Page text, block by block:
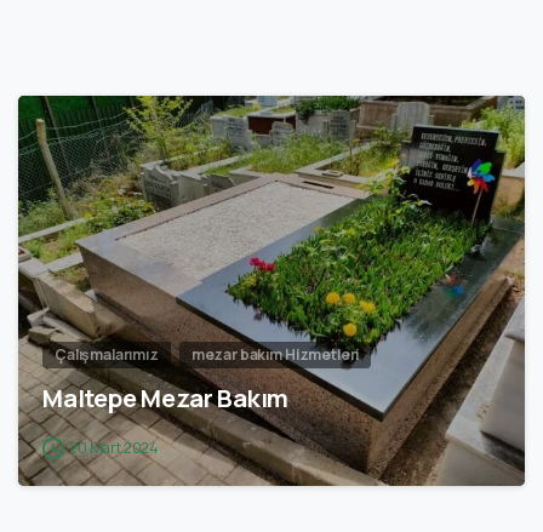
1
Çalışmalarımız mezar bakım Hizmetleri
Maltepe Mezar Bakım
20 Mart 2024